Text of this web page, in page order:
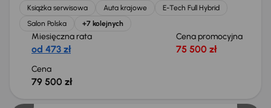
Książka serwisowa Auta krajowe
E-Tech Full Hybrid
Salon Polska
+7 kolejnych
Miesięczna rata
od 473 zł
Cena promocyjna
75 500 zł
Cena
79 500 zł